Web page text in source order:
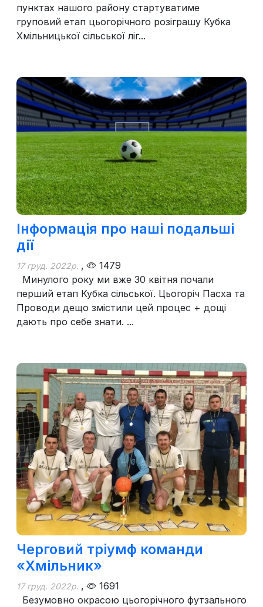
пунктах нашого району стартуватиме
груповий етап цьогорічного розіграшу Кубка
Хмільницької сільської ліг...
Інформація про наші подальші
дії
17 груд. 2022р. ,
1479
Минулого року ми вже 30 квітня почали
перший етап Кубка сільської. Цьогоріч Пасха та
Проводи дещо змістили цей процес + дощі
дають про себе знати. ...
Черговий тріумф команди
«Хмільник»
17 груд. 2022р. ,
1691
Безумовно окрасою цьогорічного футзального